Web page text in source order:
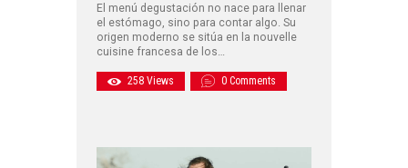
El menú degustación no nace para llenar
el estómago, sino para contar algo. Su
origen moderno se sitúa en la nouvelle
cuisine francesa de los…
258 Views 0 Comments